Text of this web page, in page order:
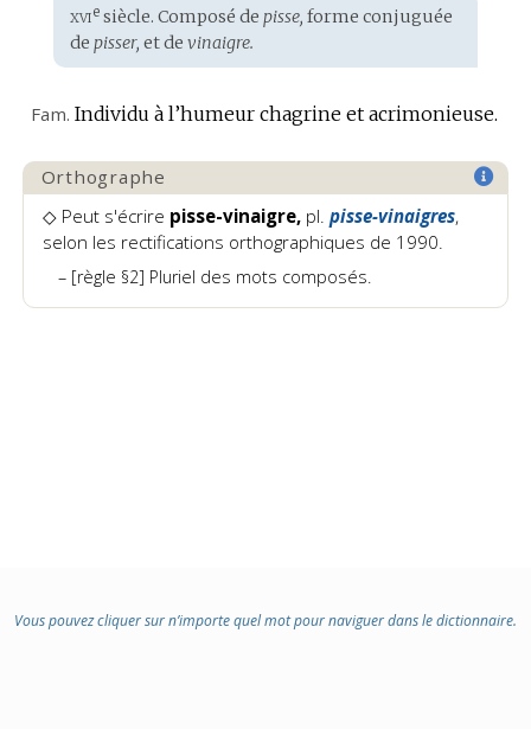
Étymologie
:
xviesiècle. Composé de pisse, forme conjuguée
de pisser, et de vinaigre.
Fam. Individu à l’humeur chagrine et acrimonieuse.
Orthographe
◇ Peut s'écrire pisse-vinaigre, pl. pisse-vinaigres,
selon les rectifications orthographiques de 1990.
[règle §2] Pluriel des mots composés.
Vous pouvez cliquer sur n’importe quel mot pour naviguer dans le dictionnaire.